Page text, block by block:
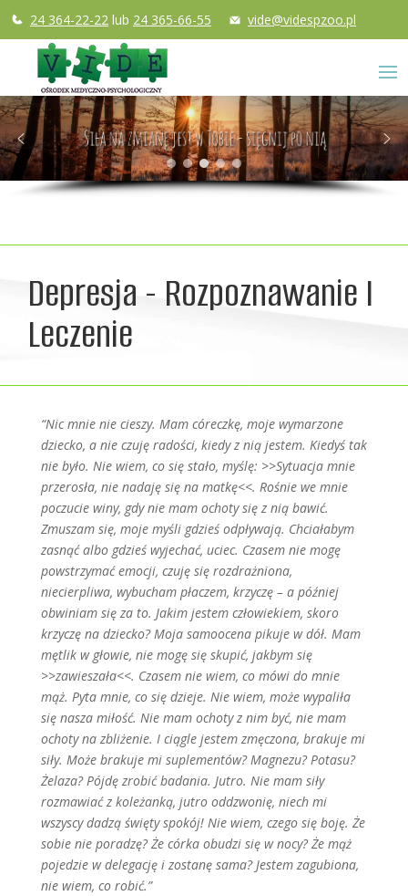
24 364-22-22 lub 24 365-66-55 vide@videspzoo.pl
Depresja - Rozpoznawanie I
Leczenie
“Nic mnie nie cie­szy. Mam có­reczkę, moje wymarzone
dziecko, a nie czuję radości, kiedy z nią je­stem. Kiedyś tak
nie było. Nie wiem, co się stało, myślę: >>Sytuacja mnie
prze­rosła, nie nadaję się na matkę<<. Rośnie we mnie
poczucie winy, gdy nie mam ochoty się z nią bawić.
Zmuszam się, moje myśli gdzieś odpływają. Chciała­bym
zasnąć albo gdzieś wyjechać, uciec. Czasem nie mogę
powstrzymać emocji, czuję się rozdrażniona,
niecierpliwa, wybucham płaczem, krzyczę – a póź­niej
obwiniam się za to. Jakim jestem człowiekiem, skoro
krzyczę na dziecko? Moja samoocena pikuje w dół. Mam
mętlik w głowie, nie mogę się skupić, jakbym się
>>zawieszała<<. Czasem nie wiem, co mówi do mnie
mąż. Pyta mnie, co się dzieje. Nie wiem, może wy­paliła
się nasza miłość. Nie mam ochoty z nim być, nie mam
ochoty na zbliże­nie. I ciągle jestem zmęczona, brakuje mi
siły. Może brakuje mi suplementów? Magnezu? Potasu?
Żelaza? Pójdę zrobić badania. Jutro. Nie mam siły
rozmawiać z koleżanką, jutro oddzwonię, niech mi
wszyscy dadzą święty spokój! Nie wiem, czego się boję. Że
sobie nie poradzę? Że córka obudzi się w nocy? Że mąż
poje­dzie w delegację i zostanę sama? Jestem zagubiona,
nie wiem, co robić.”